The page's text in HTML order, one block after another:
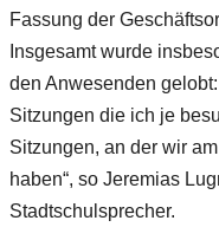
Fassung der
Insgesamt wurde
den Anwesenden
Sitzungen die ich je
Sitzungen, an der wir
haben“, so Jeremias
Stadtschulsprecher.